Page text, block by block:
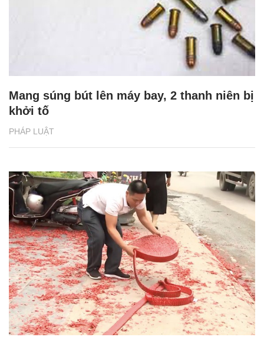
PHÁP LUẬT
Mang súng bút lên máy bay, 2 thanh niên bị
khởi tố